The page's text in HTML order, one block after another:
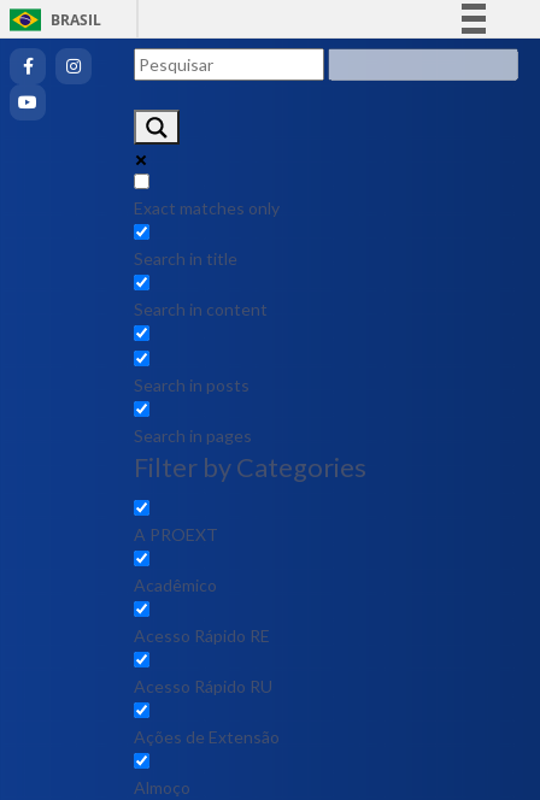
BRASIL
Exact matches only
Search in title
Search in content
Search in posts
Search in pages
Filter by Categories
A PROEXT
Acadêmico
Acesso Rápido RE
Acesso Rápido RU
Ações de Extensão
Almoço